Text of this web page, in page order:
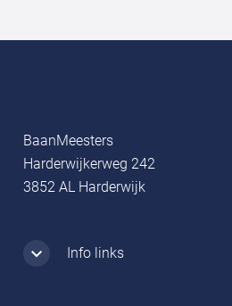
BaanMeesters
Harderwijkerweg 242
3852 AL Harderwijk
Info links